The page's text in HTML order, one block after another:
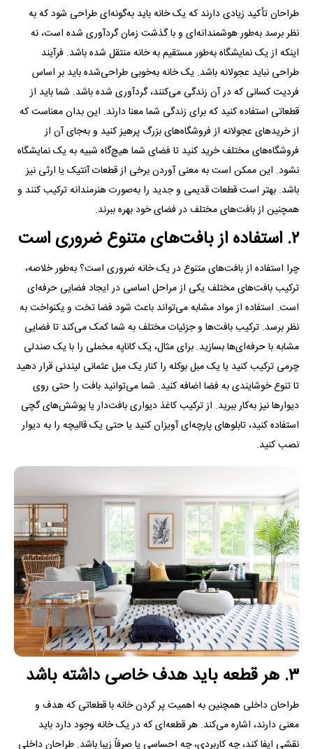
طراحان تأکید زیادی دارند که یک خانه باید به‌گونه‌ای طراحی شود که به
نظر برسد به‌طور هوشمندانه‌ای و با گذشت زمان گردآوری شده است، نه
اینکه از یک نمایشگاه به‌طور مستقیم به خانه منتقل شده باشد. فرآیند
طراحی نباید عجولانه باشد. یک خانه به‌خوبی طراحی‌شده باید بر اساس
فردیت کسانی که در آن زندگی می‌کنند، گردآوری شده باشد. شما باید از
قطعاتی استفاده کنید که برای زندگی شما معنا دارند. این بدان معناست که
از خرید‌های عجولانه از فروشگاه‌های بزرگ پرهیز کنید و به‌جای آن از
فروشگاه‌های مختلف خرید کنید تا فضای شما هیچ‌گاه شبیه به یک نمایشگاه
نشود. این ممکن است به معنی آوردن برخی از قطعات آنتیک یا ارثی نیز
باشد. بهتر است قطعات قدیمی و جدید را به‌صورت هنرمندانه ترکیب کنند و
همچنین از بافت‌های مختلف در فضای خود بهره ببرند.
۲. استفاده از بافت‌های متنوع ضروری است
چرا استفاده از بافت‌های متنوع در یک خانه ضروری است؟ به‌طور خلاصه،
ترکیب بافت‌های مختلف یکی از مراحل اساسی در ایجاد فضایی حرفه‌ای
است. استفاده از مواد مشابه می‌تواند باعث شود فضا تخت و یکنواخت به
نظر برسد. ترکیب بافت‌ها و جزئیات مختلف به شما کمک می‌کند تا فضایی
مشابه با حرفه‌ای‌ها بسازید. برای مثال، یک کاناپه مخملی را با یک صندلی
چرمی ترکیب کنید یا یک مبل بوکله را کنار یک مبل عثمانی لیندنی قرار دهید
تا تنوع خوشایندی به فضا اضافه کنید. شما می‌توانید بافت را حتی روی
دیوار‌ها نیز به‌کار ببرید. از ترکیب کاغذ دیواری بافت‌دار یا پوشش‌های گچی
استفاده کنید، تابلو‌های پارچه‌ای آویزان کنید یا حتی یک قالیچه را به دیوار
نصب کنید.
۳. هر قطعه باید هدف خاصی داشته باشد
طراحان داخلی همچنین به اهمیت پر کردن خانه با قطعاتی که هدف و
معنی دارند، اشاره می‌کند. هر قطعه‌ای که در یک خانه وجود دارد باید
نقشی ایفا کند، چه کاربردی، چه احساسی یا صرفاً زیبا باشد. طراحان داخلی